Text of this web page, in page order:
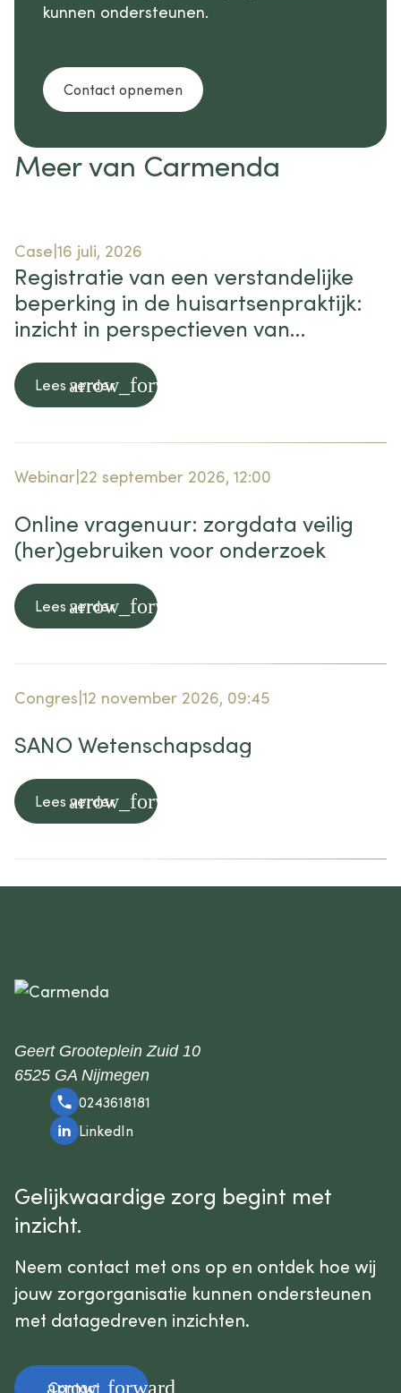
kunnen ondersteunen.
Contact opnemen
Meer van Carmenda
Case 16 juli, 2026
Registratie van een verstandelijke
beperking in de huisartsenpraktijk:
inzicht in perspectieven van
Lees verder
arrow_forward
Webinar 22 september 2026, 12:00
Online vragenuur: zorgdata veilig
(her)gebruiken voor onderzoek
Lees verder
arrow_forward
Congres 12 november 2026, 09:45
SANO Wetenschapsdag
Lees verder
arrow_forward
Geert Grooteplein Zuid 10
6525 GA Nijmegen
0243618181
LinkedIn
Gelijkwaardige zorg begint met
inzicht.
Neem contact met ons op en ontdek hoe wij
jouw zorgorganisatie kunnen ondersteunen
met datagedreven inzichten.
arrow_forward
Contact